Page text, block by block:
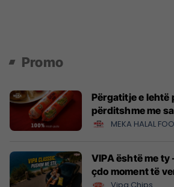
Promo
Përgatitje e lehtë
përditshme me
MEKA HALAL
VIPA është me ty
çdo moment të
Vipa Chips